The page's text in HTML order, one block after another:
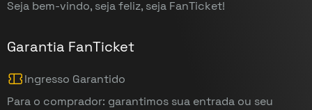
Seja bem-vindo, seja feliz, seja FanTicket!
Garantia FanTicket
Ingresso Garantido
Para o comprador: garantimos sua entrada ou seu